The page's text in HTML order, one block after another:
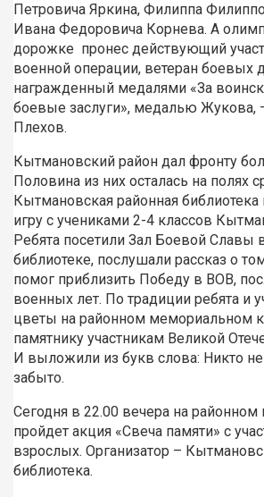
Петровича Яркина, Филиппа
Ивана Федоровича Корнева. А
дорожке пронес действующий
военной операции, ветеран боевых
награжденный медалями «За
боевые заслуги», медалью Жукова,
Плехов.
Кытмановский район дал фронту
Половина из них осталась на полях
Кытмановская районная библиотека
игру с учениками 2-4 классов
Ребята посетили Зал Боевой Славы
библиотеке, послушали рассказ о
помог приблизить Победу в ВОВ,
военных лет. По традиции ребята и
цветы на районном мемориальном
памятнику участникам Великой
И выложили из букв слова: Никто
забыто.
Сегодня в 22.00 вечера на
пройдет акция «Свеча памяти» с
взрослых. Организатор –
библиотека.